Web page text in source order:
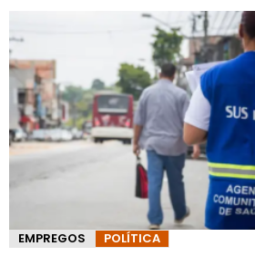
EMPREGOS POLÍTICA